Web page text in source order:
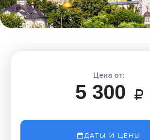
Цена от:
5 300
ДАТЫ И ЦЕНЫ